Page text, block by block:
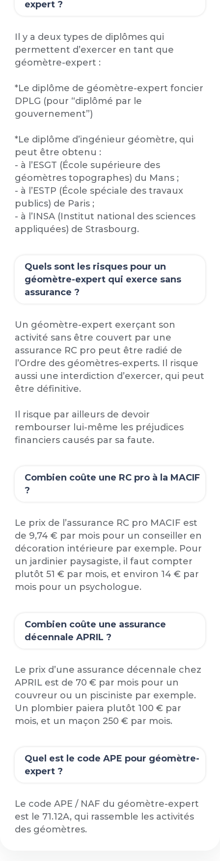
expert ?
Il y a deux types de diplômes qui
permettent d’exercer en tant que
géomètre-expert :
*Le diplôme de géomètre-expert foncier
DPLG (pour “diplômé par le
gouvernement”)
*Le diplôme d’ingénieur géomètre, qui
peut être obtenu :
- à l’ESGT (École supérieure des
géomètres topographes) du Mans ;
- à l’ESTP (École spéciale des travaux
publics) de Paris ;
- à l’INSA (Institut national des sciences
appliquées) de Strasbourg.
Quels sont les risques pour un
géomètre-expert qui exerce sans
assurance ?
Un géomètre-expert exerçant son
activité sans être couvert par une
assurance RC pro peut être radié de
l’Ordre des géomètres-experts. Il risque
aussi une interdiction d’exercer, qui peut
être définitive.
Il risque par ailleurs de devoir
rembourser lui-même les préjudices
financiers causés par sa faute.
Combien coûte une RC pro à la MACIF
?
Le prix de l’assurance RC pro MACIF est
de 9,74 € par mois pour un conseiller en
décoration intérieure par exemple. Pour
un jardinier paysagiste, il faut compter
plutôt 51 € par mois, et environ 14 € par
mois pour un psychologue.
Combien coûte une assurance
décennale APRIL ?
Le prix d’une assurance décennale chez
APRIL est de 70 € par mois pour un
couvreur ou un pisciniste par exemple.
Un plombier paiera plutôt 100 € par
mois, et un maçon 250 € par mois.
Quel est le code APE pour géomètre-
expert ?
Le code APE / NAF du géomètre-expert
est le 71.12A, qui rassemble les activités
des géomètres.